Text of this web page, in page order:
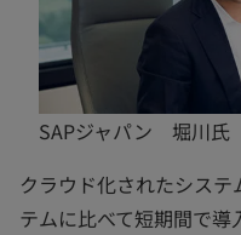
SAPジャパン 堀川氏
クラウド化されたシス
テムに比べて短期間で